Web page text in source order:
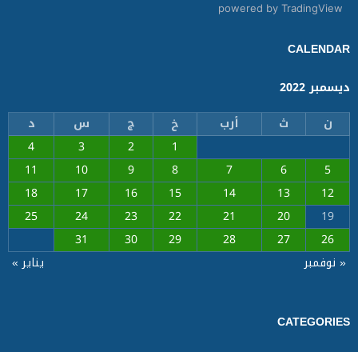
powered by TradingView
CALENDAR
ديسمبر 2022
ن
ث أرب خ ج س
د
1
2
3
4
5
6
7
8
9
10
11
12
13
14
15
16
17
18
19
20
21
22
23
24
25
26
27
28
29
30
31
« نوفمبر
يناير »
CATEGORIES